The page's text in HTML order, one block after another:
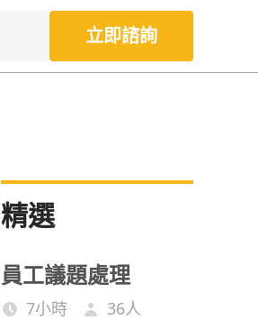
立即諮詢
精選
員工議題處理
7小時 36人